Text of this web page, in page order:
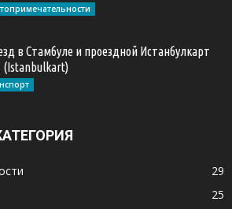
в Стамбуле и проездной Истанбулкарт
(Istanbulkart)
29
25